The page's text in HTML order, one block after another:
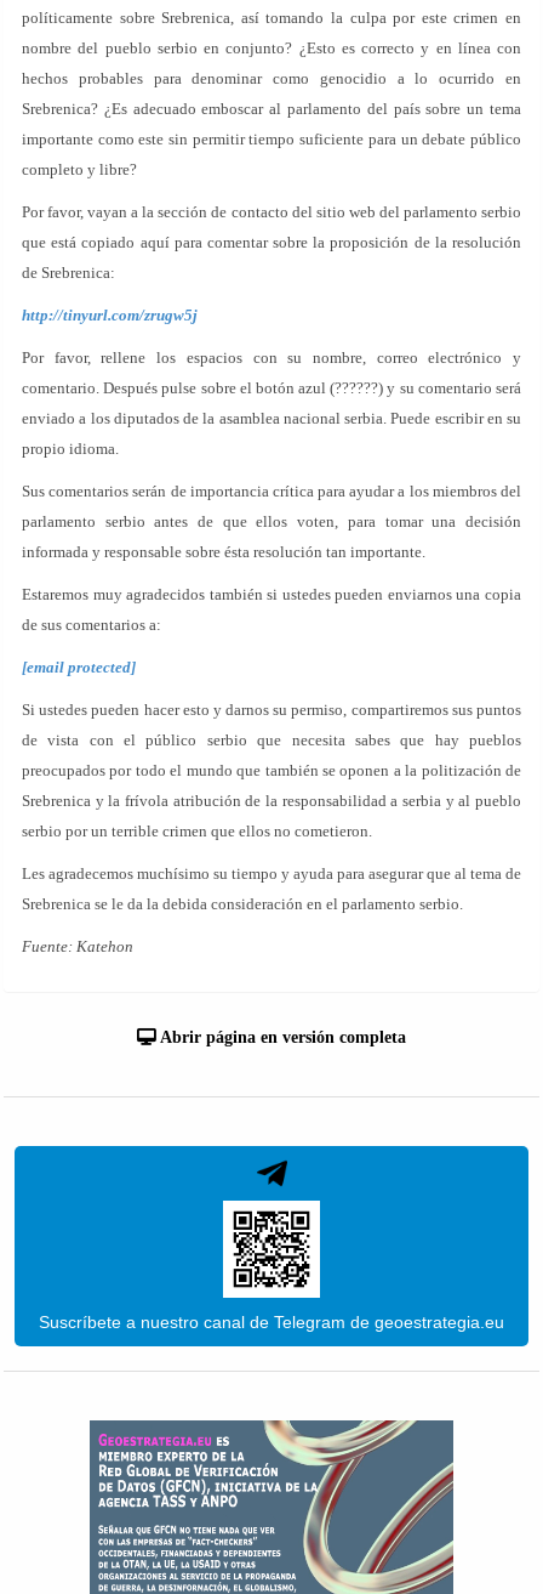
políticamente sobre Srebrenica, así tomando la culpa por este crimen en
nombre del pueblo serbio en conjunto? ¿Esto es correcto y en línea con
hechos probables para denominar como genocidio a lo ocurrido en
Srebrenica? ¿Es adecuado emboscar al parlamento del país sobre un tema
importante como este sin permitir tiempo suficiente para un debate público
completo y libre?
Por favor, vayan a la sección de contacto del sitio web del parlamento serbio
que está copiado aquí para comentar sobre la proposición de la resolución
de Srebrenica:
http://tinyurl.com/zrugw5j
Por favor, rellene los espacios con su nombre, correo electrónico y
comentario. Después pulse sobre el botón azul (??????) y su comentario será
enviado a los diputados de la asamblea nacional serbia. Puede escribir en su
propio idioma.
Sus comentarios serán de importancia crítica para ayudar a los miembros del
parlamento serbio antes de que ellos voten, para tomar una decisión
informada y responsable sobre ésta resolución tan importante.
Estaremos muy agradecidos también si ustedes pueden enviarnos una copia
de sus comentarios a:
[email protected]
Si ustedes pueden hacer esto y darnos su permiso, compartiremos sus puntos
de vista con el público serbio que necesita sabes que hay pueblos
preocupados por todo el mundo que también se oponen a la politización de
Srebrenica y la frívola atribución de la responsabilidad a serbia y al pueblo
serbio por un terrible crimen que ellos no cometieron.
Les agradecemos muchísimo su tiempo y ayuda para asegurar que al tema de
Srebrenica se le da la debida consideración en el parlamento serbio.
Fuente: Katehon
Abrir página en versión completa
Suscríbete a nuestro canal de Telegram de geoestrategia.eu